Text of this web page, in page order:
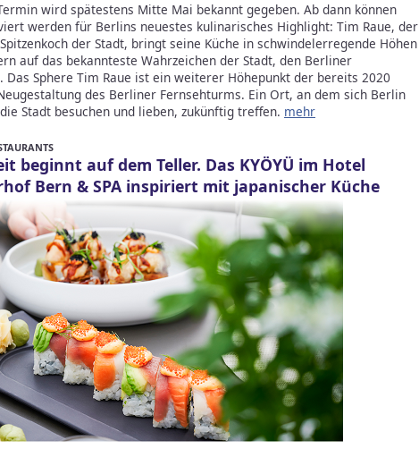
wird spätestens Mitte Mai bekannt gegeben. Ab dann können
werden für Berlins neuestes kulinarisches Highlight: Tim Raue, der
der Stadt, bringt seine Küche in schwindelerregende Höhen
auf das bekannteste Wahrzeichen der Stadt, den Berliner
Das Sphere Tim Raue ist ein weiterer Höhepunkt der bereits 2020
des Berliner Fernsehturms. Ein Ort, an dem sich Berlin
Stadt besuchen und lieben, zukünftig treffen. mehr
beginnt auf dem Teller. Das KYÖYÜ im Hotel
Bern & SPA inspiriert mit japanischer Küche